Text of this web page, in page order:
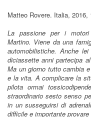
Matteo Rovere. Italia, 2016,
La passione per i
Martino. Viene da una
automobilistiche. Anche
diciassette anni partecipa
Ma un giorno tutto cambia
e la vita. A complicare la
pilota ormai
straordinario sesto senso
in un susseguirsi di
difficile e importante